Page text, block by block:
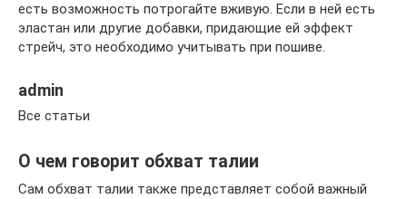
есть возможность потрогайте вживую. Если в ней есть
эластан или другие добавки, придающие ей эффект
стрейч, это необходимо учитывать при пошиве.
admin
Все статьи
О чем говорит обхват талии
Сам обхват талии также представляет собой важный